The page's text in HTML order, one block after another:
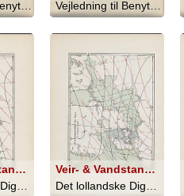
Vejledning til Benyttelse af Det Mete... - 1873
Veir- & Vandstandsforholdene i Nord Europa den 12te November 1872 Kl. 18
Veir- & Vandstandsforholdene i Nord Europa den 13de November 1872 Kl. 6